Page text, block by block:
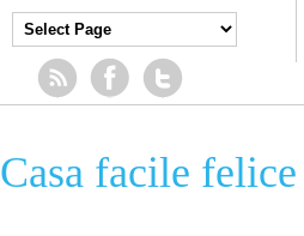
Casa facile felice